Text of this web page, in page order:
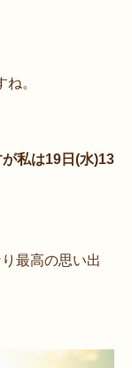
。
私は19日(水)13
最高の思い出